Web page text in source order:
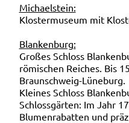
Michaelstein:
Klostermuseum mit
Blankenburg:
Großes Schloss
römischen Reiches. Bis
Braunschweig-Lüneburg.
Kleines Schloss
Schlossgärten: Im Jahr
Blumenrabatten und